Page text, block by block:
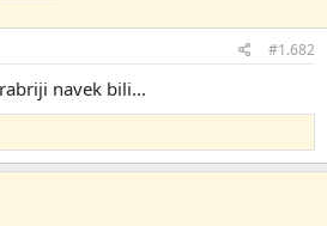
#1.682
navek bili...